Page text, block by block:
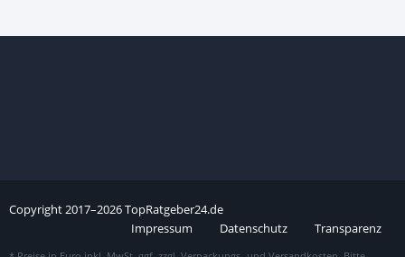
Copyright2017–2026TopRatgeber24.de
Impressum
Datenschutz Transparenz